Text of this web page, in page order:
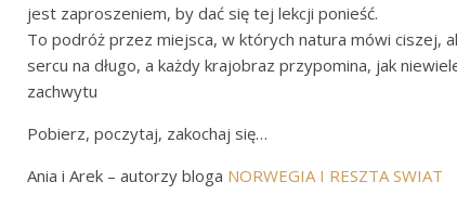
jest zaproszeniem, by dać się tej lekcji ponieść.
To podróż przez miejsca, w których natura mówi ciszej,
sercu na długo, a każdy krajobraz przypomina, jak
zachwytu
Pobierz, poczytaj, zakochaj się…
Ania i Arek – autorzy bloga NORWEGIA I RESZTA SWIAT